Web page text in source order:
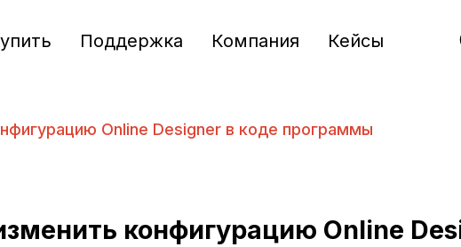
Поддержка Компания Кейсы
Online Designer в коде программы
конфигурацию Online